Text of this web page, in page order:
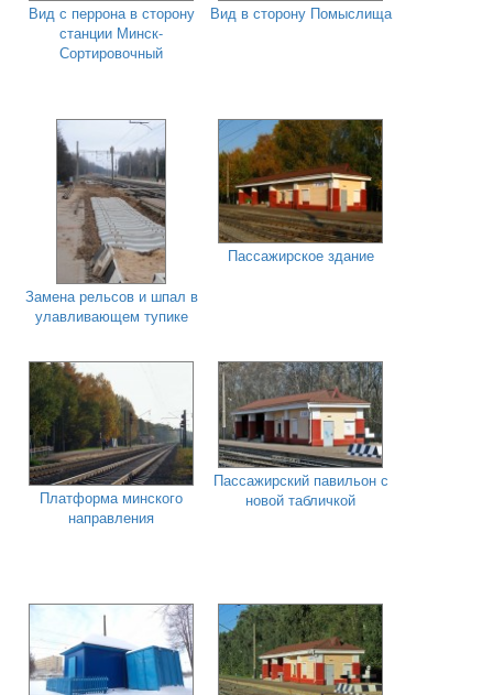
Вид с перрона в сторону
станции Минск-
Сортировочный
Вид в сторону Помыслища
Замена рельсов и шпал в
улавливающем тупике
Пассажирское здание
Платформа минского
направления
Пассажирский павильон с
новой табличкой